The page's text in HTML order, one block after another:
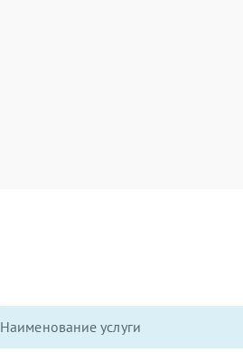
Наименование услуги